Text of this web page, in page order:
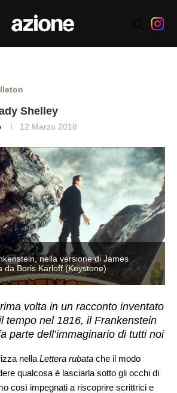
Shelley
12 Marzo 2018
nella versione di James
da Boris Karloff (Keystone)
volta in un racconto inventato
tempo nel 1816, il Frankenstein
parte dell’immaginario di tutti noi
nella Lettera rubata che il modo
qualcosa è lasciarla sotto gli occhi di
così impegnati a riscoprire scrittrici e